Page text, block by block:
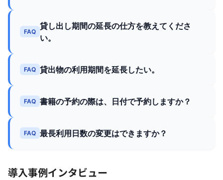
FAQ
貸し出し期間の延長の仕方を教えてくださ
い。
FAQ 貸出物の利用期間を延長したい。
FAQ 書籍の予約の際は、日付で予約しますか？
FAQ 最長利用日数の変更はできますか？
導入事例インタビュー